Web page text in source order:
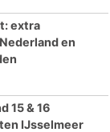
extra
en
15 & 16
IJsselmeer